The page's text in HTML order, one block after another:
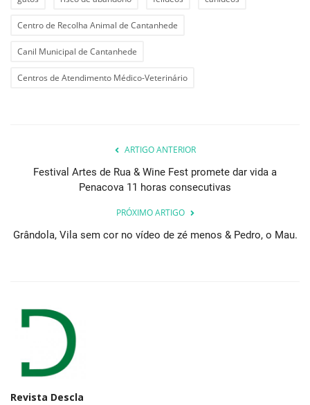
Centro de Recolha Animal de Cantanhede
Canil Municipal de Cantanhede
Centros de Atendimento Médico-Veterinário
ARTIGO ANTERIOR
Festival Artes de Rua & Wine Fest promete dar vida a
Penacova 11 horas consecutivas
PRÓXIMO ARTIGO
Grândola, Vila sem cor no vídeo de zé menos & Pedro, o Mau.
Revista Descla